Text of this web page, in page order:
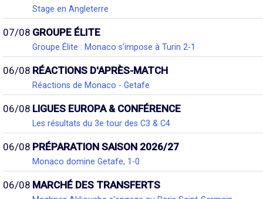
Stage en Angleterre
07/08 GROUPE ÉLITE
Groupe Élite : Monaco s'impose à Turin 2-1
06/08 RÉACTIONS D'APRÈS-MATCH
Réactions de Monaco - Getafe
06/08 LIGUES EUROPA & CONFÉRENCE
Les résultats du 3e tour des C3 & C4
06/08 PRÉPARATION SAISON 2026/27
Monaco domine Getafe, 1-0
06/08 MARCHÉ DES TRANSFERTS